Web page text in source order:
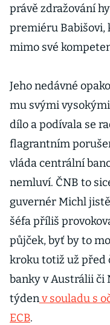
právě zdražování
premiéru Babišovi,
mimo své
Jeho nedávné
mu svými
dílo a podívala se
flagrantním
vláda centrální
nemluví. ČNB to
guvernér Michl
šéfa příliš
půjček, byť by to
kroku totiž už
banky v Austrálii či
týdenv souladu s
ECB.